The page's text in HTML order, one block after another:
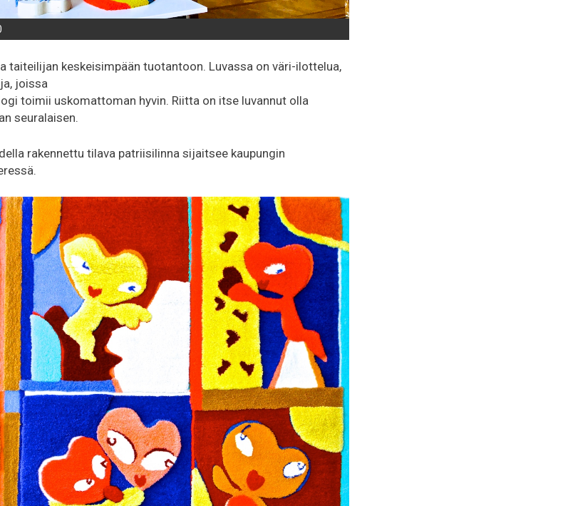
taiteilijan keskeisimpään tuotantoon. Luvassa on väri-ilottelua,
joissa
toimii uskomattoman hyvin. Riitta on itse luvannut olla
seuralaisen.
rakennettu tilava patriisilinna sijaitsee kaupungin